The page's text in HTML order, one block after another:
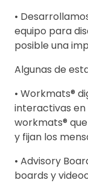
•
equipo para
posible una
Algunas de
• Workmats®
interactivas en
workmats®
y fijan los
• Advisory
boards y